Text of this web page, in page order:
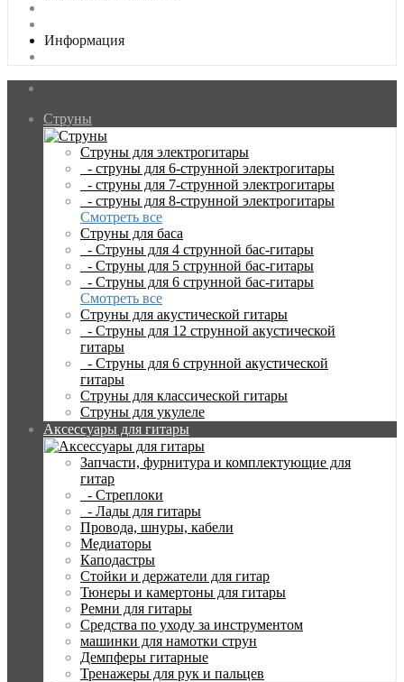
Информация
Струны
Струны для электрогитары
- струны для 6-струнной электрогитары
- струны для 7-струнной электрогитары
- струны для 8-струнной электрогитары
Смотреть все
Струны для баса
- Струны для 4 струнной бас-гитары
- Струны для 5 струнной бас-гитары
- Струны для 6 струнной бас-гитары
Смотреть все
Струны для акустической гитары
- Струны для 12 струнной акустической
гитары
- Струны для 6 струнной акустической
гитары
Струны для классической гитары
Струны для укулеле
Аксессуары для гитары
Запчасти, фурнитура и комплектующие для
гитар
- Стреплоки
- Лады для гитары
Провода, шнуры, кабели
Медиаторы
Каподастры
Стойки и держатели для гитар
Тюнеры и камертоны для гитары
Ремни для гитары
Средства по уходу за инструментом
машинки для намотки струн
Демпферы гитарные
Тренажеры для рук и пальцев